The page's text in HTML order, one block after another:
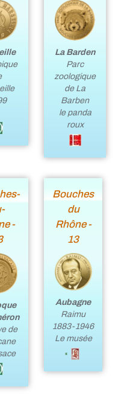
La Barden
Parc
zoologique
de La
Barben
le panda
roux
-
de
Bouches
du
Rhône -
13
Aubagne
Raimu
1883-1946
Le musée